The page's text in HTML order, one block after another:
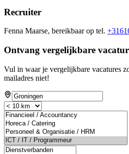
Recruiter
Fenna Maarse, bereikbaar op tel.
Ontvang vergelijkbare
Vul in waar je vergelijkbare vacatures
mailadres niet!